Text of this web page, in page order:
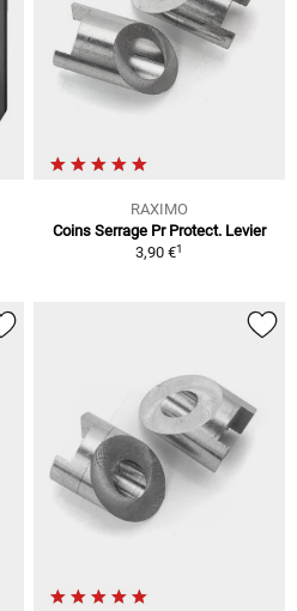
RAXIMO
Coins Serrage Pr Protect. Levier
3,90 €1